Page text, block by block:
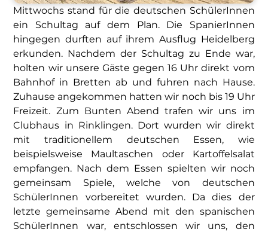
Mittwochs stand für die deutschen SchülerInnen
ein Schultag auf dem Plan. Die SpanierInnen
hingegen durften auf ihrem Ausflug Heidelberg
erkunden. Nachdem der Schultag zu Ende war,
holten wir unsere Gäste gegen 16 Uhr direkt vom
Bahnhof in Bretten ab und fuhren nach Hause.
Zuhause angekommen hatten wir noch bis 19 Uhr
Freizeit. Zum Bunten Abend trafen wir uns im
Clubhaus in Rinklingen. Dort wurden wir direkt
mit traditionellem deutschen Essen, wie
beispielsweise Maultaschen oder Kartoffelsalat
empfangen. Nach dem Essen spielten wir noch
gemeinsam Spiele, welche von deutschen
SchülerInnen vorbereitet wurden. Da dies der
letzte gemeinsame Abend mit den spanischen
SchülerInnen war, entschlossen wir uns, den